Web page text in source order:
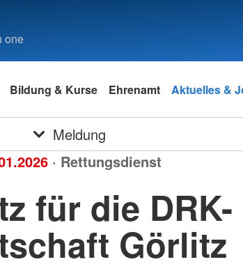
one
Bildung & Kurse Ehrenamt Aktuelles &
Meldung
· Rettungsdienst
für die DRK-
Görlitz